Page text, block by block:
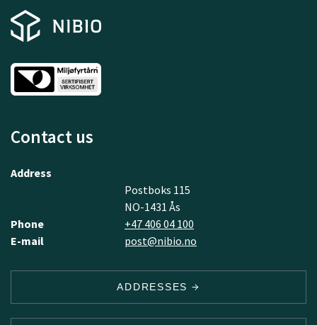
Contact us
Address
Postboks 115
NO-1431 Ås
Phone
+47 406 04 100
E-mail
post@nibio.no
ADDRESSES